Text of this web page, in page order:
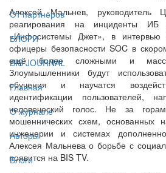
От партнёров
БЛОГИ
BIS JOURNAL
Главная
О журнале
Авторы
Блоги
Алексей Мальнев, руководитель
реагирования на инциденты
«Инфосистемы Джет», в
офицеры безопасности SOC в
ещё более сложными и
Злоумышленники будут
обучения и научатся
идентификации пользователей,
человеческий голос. Не за
мошеннических схем, основанных
инженерии и системах
Алексея Мальнева о борьбе с
появится на BIS TV.